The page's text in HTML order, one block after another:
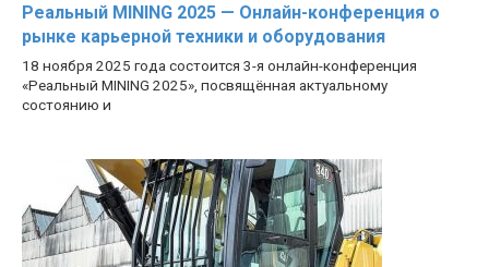
Реальный MINING 2025 — Онлайн-конференция о
рынке карьерной техники и оборудования
18 ноября 2025 года состоится 3-я онлайн-конференция
«Реальный MINING 2025», посвящённая актуальному
состоянию и